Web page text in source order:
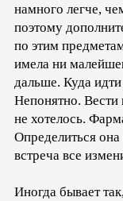
намного легче,
поэтому
по этим
имела ни
дальше. Куда
Непонятно.
не хотелось.
Определиться
встреча все
Иногда бывает